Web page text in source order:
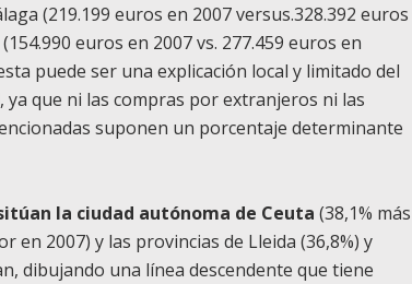
(219.199 euros en 2007 versus.328.392 euros
euros en 2007 vs. 277.459 euros en
puede ser una explicación local y limitado del
que ni las compras por extranjeros ni las
suponen un porcentaje determinante
la ciudad autónoma de Ceuta (38,1% más
en 2007) y las provincias de Lleida (36,8%) y
dibujando una línea descendente que tiene